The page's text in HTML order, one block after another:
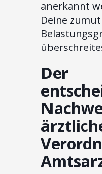
anerkannt
Deine
Der